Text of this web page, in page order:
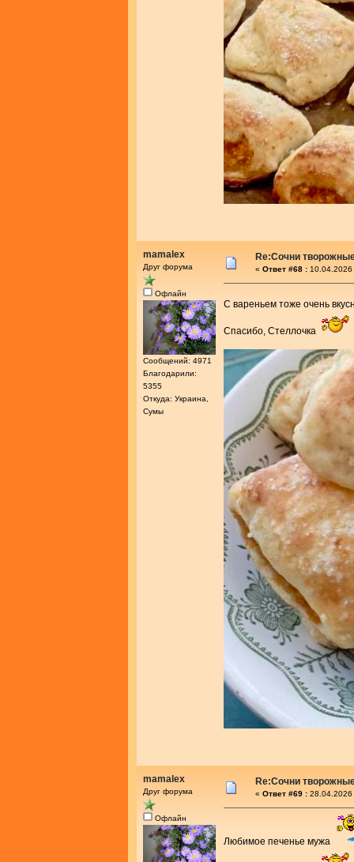
mamalex
Друг форума
Офлайн
Сообщений: 4971
Благодарили:
5355
Откуда: Украина,
Сумы
Re:Сочни
« Ответ #68 :
С вареньем тоже очень
Спасибо, Стеллочка
mamalex
Друг форума
Офлайн
Re:Сочни
« Ответ #69 :
Любимое печенье мужа